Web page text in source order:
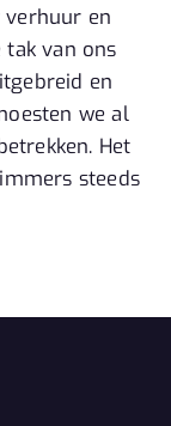
en
tak van ons
en
we al
Het
steeds